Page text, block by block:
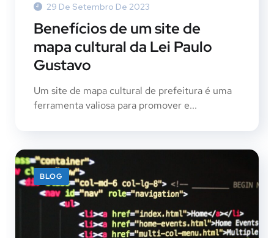
29 De Setembro De 2023
Benefícios de um site de
mapa cultural da Lei Paulo
Gustavo
Um site de mapa cultural de prefeitura é uma
ferramenta valiosa para promover e...
BLOG